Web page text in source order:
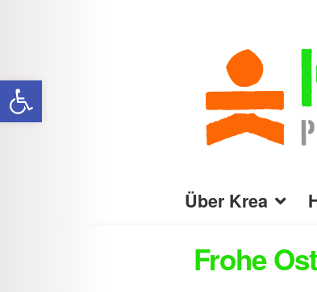
Werkzeugleiste öffnen
Navigation
springen
Inhalt
springen
Über Krea
Frohe